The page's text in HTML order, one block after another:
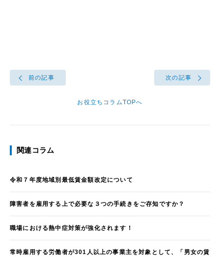
前の記事
お役立ちコラムTOPへ
次の記事
関連コラム
令和７年度地域別最低賃金額改定について
障害者を雇用する上で必要な３つの手続きをご存知ですか？
職場における熱中症対策が強化されます！
常時雇用する労働者が301人以上の事業主を対象として、「男女の賃